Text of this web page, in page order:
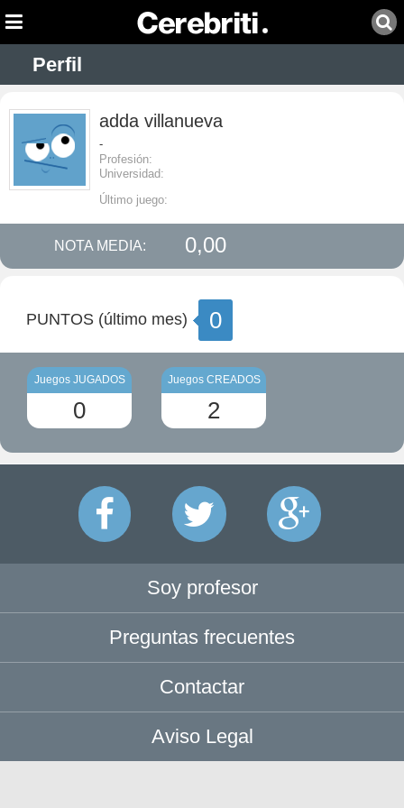
Perfil
adda villanueva
-
Profesión:
Universidad:
Último juego:
NOTA MEDIA: 0,00
PUNTOS (último mes) 0
Juegos JUGADOS
0
Juegos CREADOS
2
Soy profesor
Preguntas frecuentes
Contactar
Aviso Legal